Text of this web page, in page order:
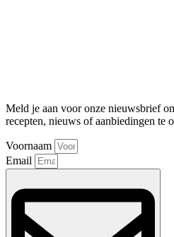
Meld je aan voor onze nieuwsbrief
recepten, nieuws of aanbiedingen te
Voornaam
Email